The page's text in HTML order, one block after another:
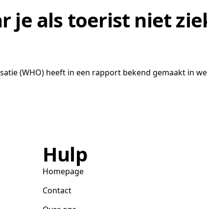
je als toerist niet
(WHO) heeft in een rapport bekend gemaakt in
Hulp
Homepage
Contact